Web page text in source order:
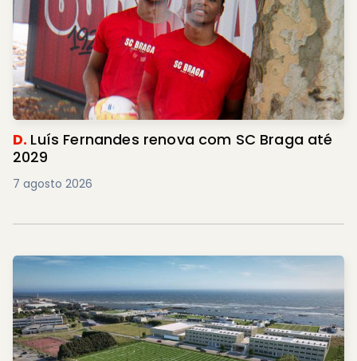
D. Luís Fernandes renova com SC Braga até
2029
7 agosto 2026